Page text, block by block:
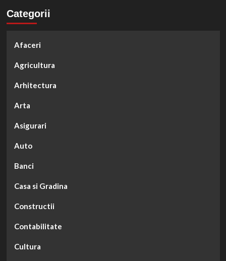
Categorii
Afaceri
Agricultura
Arhitectura
Arta
Asigurari
Auto
Banci
Casa si Gradina
Constructii
Contabilitate
Cultura